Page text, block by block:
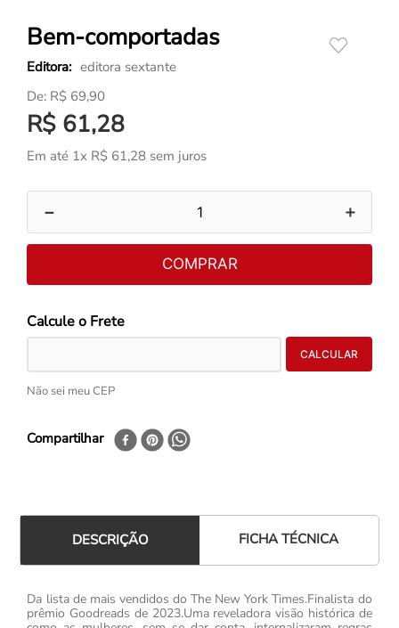
Bem-comportadas
editora sextante
R$ 69,90
R$ 61,28
Em até 1x R$ 61,28 sem juros
＋
－
COMPRAR
Não sei meu CEP
Compartilhar
DESCRIÇÃO FICHA TÉCNICA
Da lista de mais vendidos do The New York Times.Finalista do
prêmio Goodreads de 2023.Uma reveladora visão histórica de